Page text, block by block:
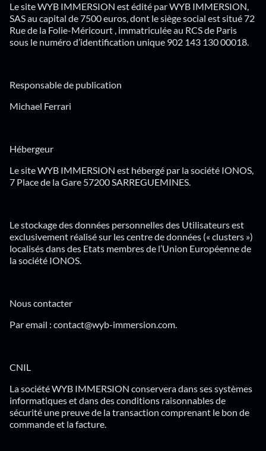
Le site WYB IMMERSION est édité par WYB IMMERSION,
SAS au capital de 7500 euros, dont le siège social est situé 72
Rue de la Folie-Méricourt , immatriculée au RCS de Paris
sous le numéro d’identification unique 902 143 130 00018.
Responsable de publication
Michael Ferrari
Hébergeur
Le site WYB IMMERSION est hébergé par la société IONOS,
7 Place de la Gare 57200 SARREGUEMINES.
Le stockage des données personnelles des Utilisateurs est
exclusivement réalisé sur les centre de données (« clusters »)
localisés dans des Etats membres de l’Union Européenne de
la société IONOS.
Nous contacter
Par email : contact@wyb-immersion.com.
CNIL
La société WYB IMMERSION conservera dans ses systèmes
informatiques et dans des conditions raisonnables de
sécurité une preuve de la transaction comprenant le bon de
commande et la facture.